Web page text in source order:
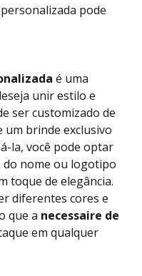
pode
é uma
unir estilo e
ser customizado de
brinde exclusivo
la, você pode optar
do nome ou logotipo
toque de elegância.
diferentes cores e
que a necessaire de
em qualquer